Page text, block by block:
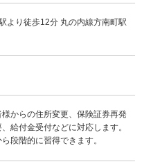
より徒歩12分 丸の内線方南町駅
からの住所変更、保険証券再発
給付金受付などに対応します。
段階的に習得できます。